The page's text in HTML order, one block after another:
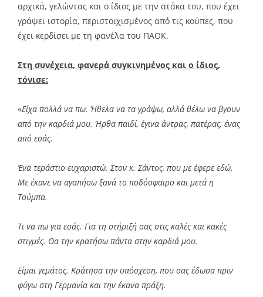
αρχικά, γελώντας και ο ίδιος με την ατάκα του, που έχει
γράψει ιστορία, περιστοιχισμένος από τις κούπες, που
έχει κερδίσει με τη φανέλα του ΠΑΟΚ.
Στη συνέχεια, φανερά συγκινημένος και ο ίδιος,
τόνισε:
«Είχα πολλά να πω. Ήθελα να τα γράψω, αλλά θέλω να βγουν
από την καρδιά μου. Ήρθα παιδί, έγινα άντρας, πατέρας, ένας
από εσάς.
Ένα τεράστιο ευχαριστώ. Στον κ. Σάντος, που με έφερε εδώ.
Με έκανε να αγαπήσω ξανά το ποδόσφαιρο και μετά η
Τούμπα.
Τι να πω για εσάς. Για τη στήριξή σας στις καλές και κακές
στιγμές. Θα την κρατήσω πάντα στην καρδιά μου.
Είμαι γεμάτος. Κράτησα την υπόσχεση, που σας έδωσα πριν
φύγω στη Γερμανία και την έκανα πράξη.